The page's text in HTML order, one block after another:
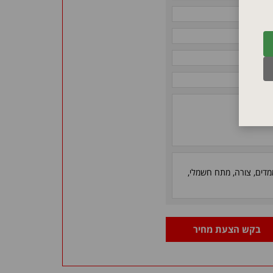
צורה, מתח חשמלי,
בקש הצעת מחיר